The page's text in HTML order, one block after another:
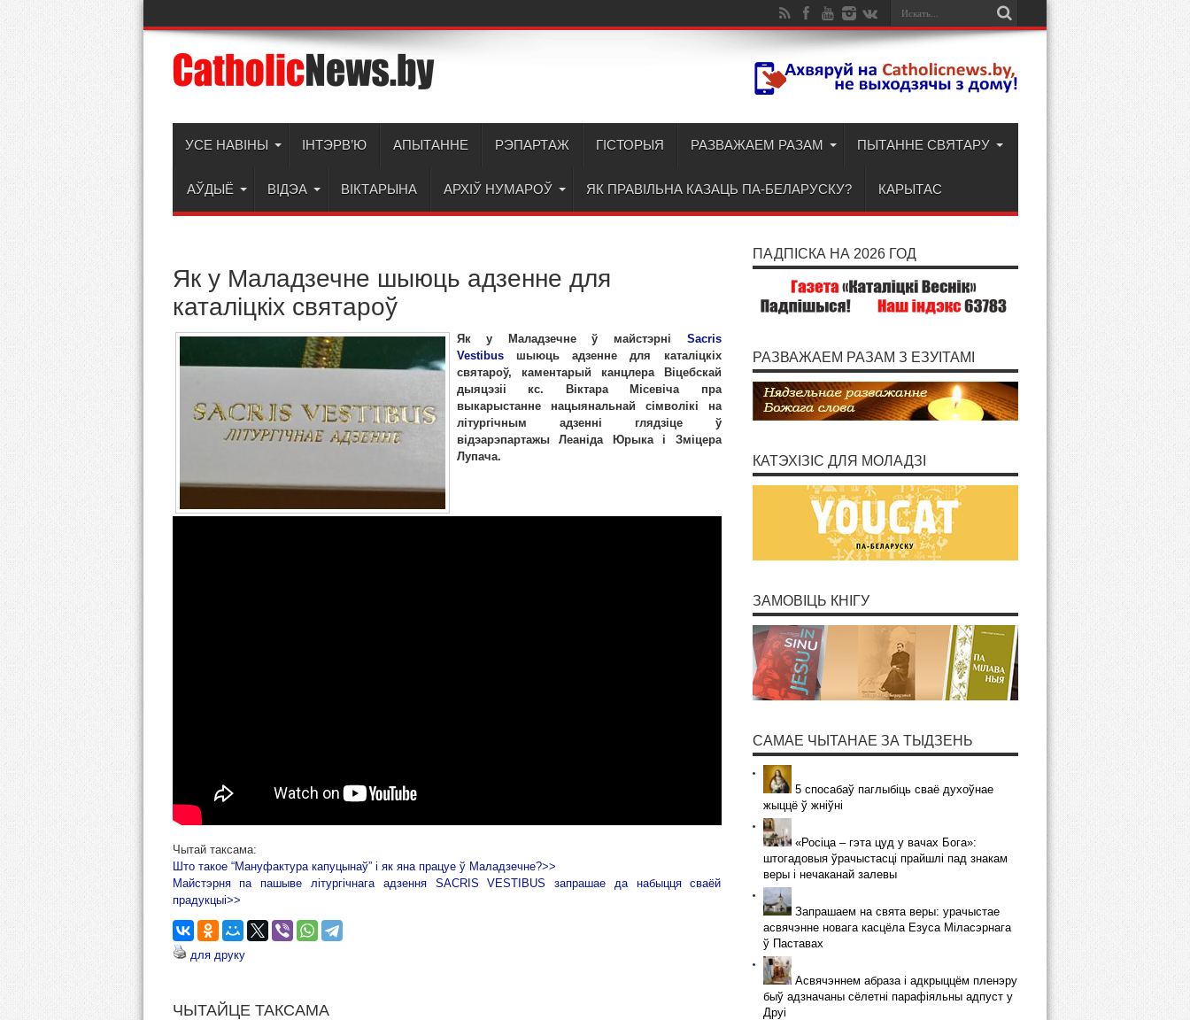
УСЕ НАВІНЫ ІНТЭРВ’Ю АПЫТАННЕ РЭПАРТАЖ ГІСТОРЫЯ РАЗВАЖАЕМ РАЗАМ ПЫТАННЕ СВЯТАРУ
АЎДЫЁ ВІДЭА ВІКТАРЫНА АРХІЎ НУМАРОЎ ЯК ПРАВІЛЬНА КАЗАЦЬ ПА-БЕЛАРУСКУ? КАРЫТАС
Як у Маладзечне шыюць адзенне для
каталіцкіх святароў
Як у Маладзечне ў майстэрні Sacris
Vestibusшыюць адзенне для каталіцкіх
святароў, каментарый канцлера Віцебскай
дыяцэзіі кс. Віктара Місевіча пра
выкарыстанне нацыянальнай сімволікі на
літургічным адзенні глядзіце ў
відэарэпартажы Леаніда Юрыка і Зміцера
Лупача.
Чытай таксама:
Што такое “Мануфактура капуцынаў” і як яна працуе ў Маладзечне?>>
Майстэрня па пашыве літургічнага адзення SACRIS VESTIBUS запрашае да набыцця сваёй
прадукцыі>>
для друку
ЧЫТАЙЦЕ ТАКСАМА
ПАДПІСКА НА 2026 ГОД
РАЗВАЖАЕМ РАЗАМ З ЕЗУІТАМІ
КАТЭХІЗІС ДЛЯ МОЛАДЗІ
ЗАМОВІЦЬ КНІГУ
САМАЕ ЧЫТАНАЕ ЗА ТЫДЗЕНЬ
5 спосабаў паглыбіць сваё духоўнае
жыццё ў жніўні
«Росіца – гэта цуд у вачах Бога»:
штогадовыя ўрачыстасці прайшлі пад знакам
веры і нечаканай залевы
Запрашаем на свята веры: урачыстае
асвячэнне новага касцёла Езуса Міласэрнага
ў Паставах
Асвячэннем абраза і адкрыццём пленэру
быў адзначаны сёлетні парафіяльны адпуст у
Друі